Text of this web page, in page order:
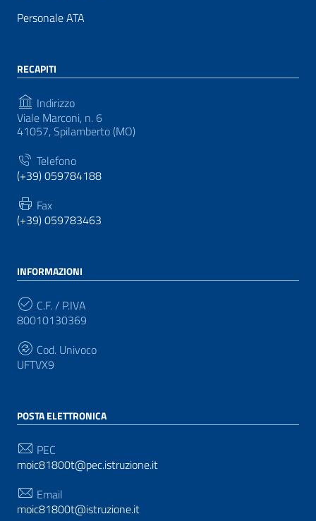
Personale ATA
RECAPITI
Indirizzo
Viale Marconi, n. 6
41057, Spilamberto (MO)
Telefono
(+39) 059784188
Fax
(+39) 059783463
INFORMAZIONI
C.F. / P.IVA
80010130369
Cod. Univoco
UFTVX9
POSTA ELETTRONICA
PEC
moic81800t@pec.istruzione.it
Email
moic81800t@istruzione.it